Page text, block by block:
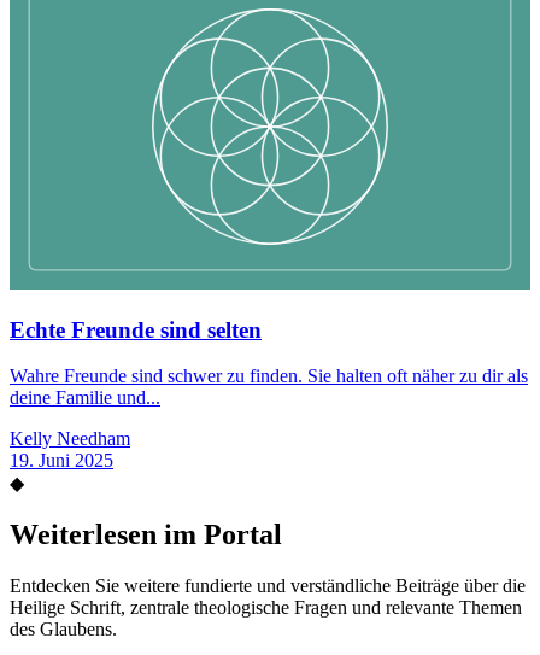
Echte Freunde sind selten
Wahre Freunde sind schwer zu finden. Sie halten oft näher zu dir als
deine Familie und...
Kelly Needham
19. Juni 2025
◆
Weiterlesen im Portal
Entdecken Sie weitere fundierte und verständliche Beiträge über die
Heilige Schrift, zentrale theologische Fragen und relevante Themen
des Glaubens.